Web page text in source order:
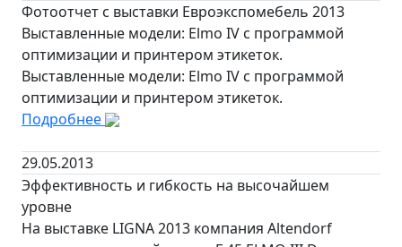
Фотоотчет с выставки Евроэкспомебель 2013
Выставленные модели: Elmo IV с программой
оптимизации и принтером этикеток.
Выставленные модели: Elmo IV с программой
оптимизации и принтером этикеток.
Подробнее
29.05.2013
Эффективность и гибкость на высочайшем
уровне
На выставке LIGNA 2013 компания Altendorf